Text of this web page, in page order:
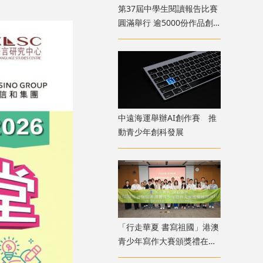
第37屆中學生閱讀報告比賽
圓滿舉行 逾5000份作品創
歷屆新高
中遠海運舉辦AI創作賽 推
動青少年創科發展
「行走華夏 書寫祖國」港澳
青少年寫作大賽頒獎禮在深
圳前海舉行